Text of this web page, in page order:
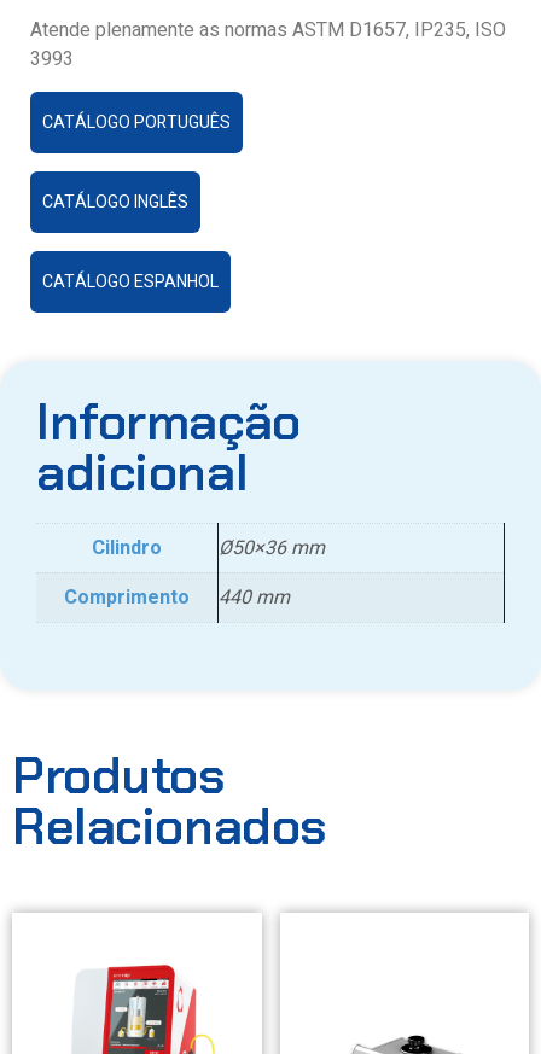
Atende plenamente as normas ASTM D1657, IP235, ISO
3993
CATÁLOGO PORTUGUÊS
CATÁLOGO INGLÊS
CATÁLOGO ESPANHOL
Informação
adicional
Cilindro
Ø50×36 mm
Comprimento
440 mm
Produtos
Relacionados